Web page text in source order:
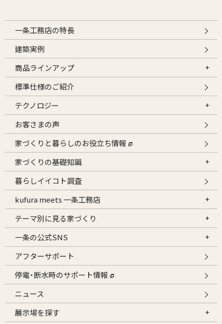
一条工務店の特長
建築実例
商品ラインアップ
標準仕様のご紹介
テクノロジー
お客さまの声
家づくりと暮らしのお役立ち情報
家づくりの基礎知識
暮らしイイコト調査
kufura meets 一条工務店
テーマ別に見る家づくり
一条の公式SNS
アフターサポート
停電・断水時のサポート情報
ニュース
展示場を探す